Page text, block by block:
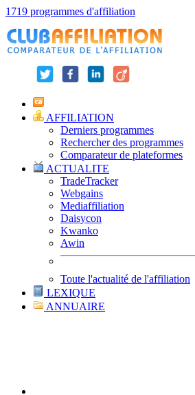
1719 programmes d'affiliation
AFFILIATION
Derniers programmes
Rechercher des programmes
Comparateur de plateformes
ACTUALITE
TradeTracker
Webgains
Mediaffiliation
Daisycon
Kwanko
Awin
Toute l'actualité de l'affiliation
LEXIQUE
ANNUAIRE